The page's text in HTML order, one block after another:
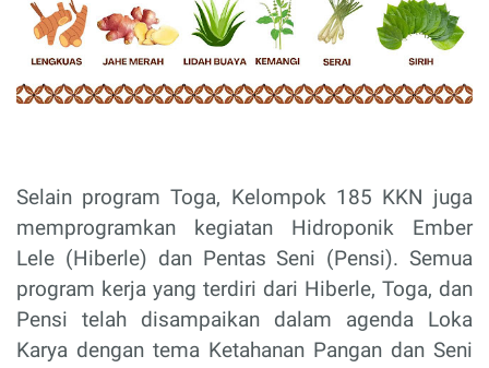
Selain program Toga, Kelompok 185 KKN juga
memprogramkan kegiatan Hidroponik Ember
Lele (Hiberle) dan Pentas Seni (Pensi). Semua
program kerja yang terdiri dari Hiberle, Toga, dan
Pensi telah disampaikan dalam agenda Loka
Karya dengan tema Ketahanan Pangan dan Seni